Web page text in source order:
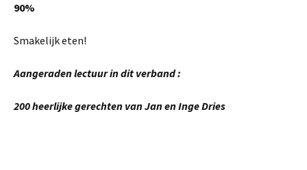
90%
Smakelijk eten!
Aangeraden lectuur in dit verband :
200 heerlijke gerechten van Jan en Inge Dries